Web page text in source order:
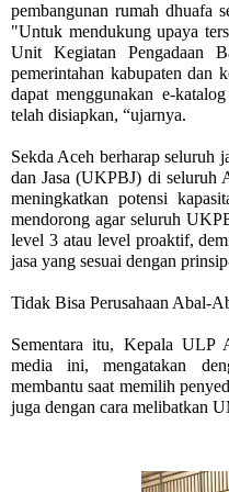
pembangunan rumah dhuafa
"Untuk mendukung upaya
Unit Kegiatan Pengadaan
pemerintahan kabupaten dan
dapat menggunakan e-
telah disiapkan, “ujarnya.
Sekda Aceh berharap seluruh
dan Jasa (UKPBJ) di seluruh
meningkatkan potensi
mendorong agar seluruh
level 3 atau level proaktif,
jasa yang sesuai dengan
Tidak Bisa Perusahaan Abal-
Sementara itu, Kepala ULP
media ini, mengatakan
membantu saat memilih
juga dengan cara melibatkan